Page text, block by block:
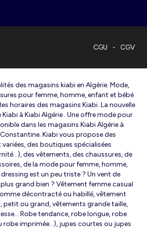
CGU CGV
des magasins kiabi en Algérie. Mode,
pour femme, homme, enfant et bébé.
horaires des magasins Kiabi. La nouvelle
à Kiabi Algérie . Une offre mode pour
dans les magasins Kiabi Algérie à
Kiabi vous propose des
des boutiques spécialisées
des vêtements, des chaussures, de
de la mode pour femme, homme,
est un peu triste ? Un vent de
grand bien ? Vêtement femme casual
décontracté ou habillé, vêtement
petit ou grand, vêtements grande taille,
Robe tendance, robe longue, robe
robe imprimée…), jupes courtes ou jupes